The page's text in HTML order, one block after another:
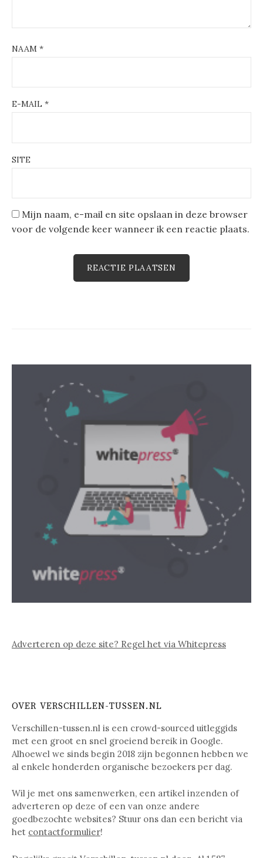
NAAM *
E-MAIL *
SITE
Mijn naam, e-mail en site opslaan in deze browser
voor de volgende keer wanneer ik een reactie plaats.
Adverteren op deze site? Regel het via Whitepress
OVER VERSCHILLEN-TUSSEN.NL
Verschillen-tussen.nl is een crowd-sourced uitleggids
met een groot en snel groeiend bereik in Google.
Alhoewel we sinds begin 2018 zijn begonnen hebben we
al enkele honderden organische bezoekers per dag.
Wil je met ons samenwerken, een artikel inzenden of
adverteren op deze of een van onze andere
goedbezochte websites? Stuur ons dan een bericht via
het contactformulier!